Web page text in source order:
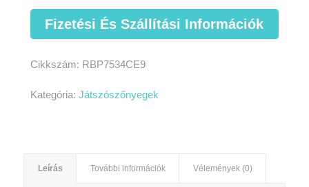
Fizetési És Szállítási Információk
Cikkszám: RBP7534CE9
Kategória: Játszószőnyegek
Leírás További információk Vélemények (0)